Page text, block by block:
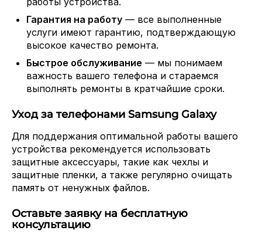
Гарантия на работу — все выполненные
услуги имеют гарантию, подтверждающую
высокое качество ремонта.
Быстрое обслуживание — мы понимаем
важность вашего телефона и стараемся
выполнять ремонты в кратчайшие сроки.
Уход за телефонами Samsung Galaxy
Для поддержания оптимальной работы вашего
устройства рекомендуется использовать
защитные аксессуары, такие как чехлы и
защитные пленки, а также регулярно очищать
память от ненужных файлов.
Оставьте заявку на бесплатную
консультацию